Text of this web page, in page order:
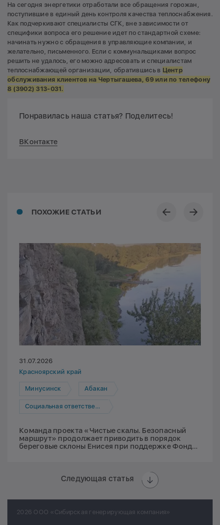
На сегодня энергетики отработали все обращения горожан,
поступившие в единый день контроля качества теплоснабжения.
Как подчеркивают специалисты СГК, вне зависимости от
специфики вопроса его решение идет по стандартной схеме:
начинать нужно с обращения в управляющие компании, и
желательно, письменного. Если с коммунальщиками вопрос
решить не удалось, его можно адресовать и специалистам
теплоснабжающей организации, обратившись в Центр
обслуживания клиентов на Чертыгашева, 69 или по телефону
8 (3902) 313-031.
Понравилась наша статья? Поделитесь!
ВКонтакте
ПОХОЖИЕ СТАТЬИ
31.07.2026
Красноярский край
Минусинск Абакан
Социальная ответственность
Команда проекта «Чистые скалы. Безопасный
маршрут» продолжает приводить в порядок
береговые склоны Енисея при поддержке Фонда
Следующая статья
2026 ООО «Сибирская генерирующая компания»